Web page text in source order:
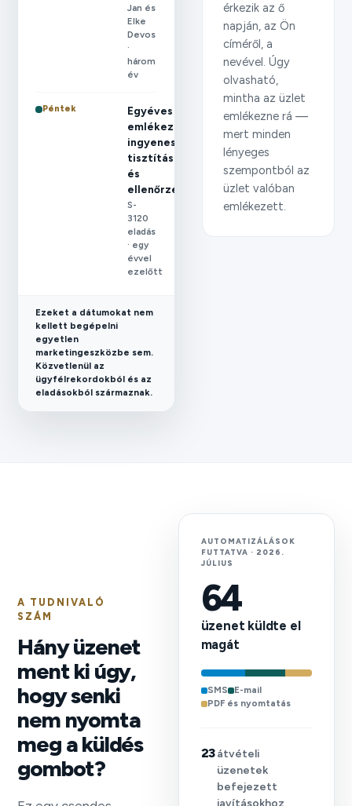
Jan és
Elke
Devos
·
három
év
Péntek
Egyéves
emlékeztető:
ingyenes
tisztítás
és
ellenőrzés
S-
3120
eladás
· egy
évvel
ezelőtt
Ezeket a dátumokat nem
kellett begépelni
egyetlen
marketingeszközbe sem.
Közvetlenül az
ügyfélrekordokból és az
eladásokból származnak.
érkezik az ő
napján, az Ön
címéről, a
nevével. Úgy
olvasható,
mintha az üzlet
emlékezne rá —
mert minden
lényeges
szempontból az
üzlet valóban
emlékezett.
A TUDNIVALÓ
SZÁM
Hány üzenet
ment ki úgy,
hogy senki
nem nyomta
meg a küldés
gombot?
AUTOMATIZÁLÁSOK
FUTTATVA · 2026.
JÚLIUS
64
üzenet küldte el
magát
SMS
E-mail
PDF és nyomtatás
23átvételi
üzenetek
befejezett
javításokhoz